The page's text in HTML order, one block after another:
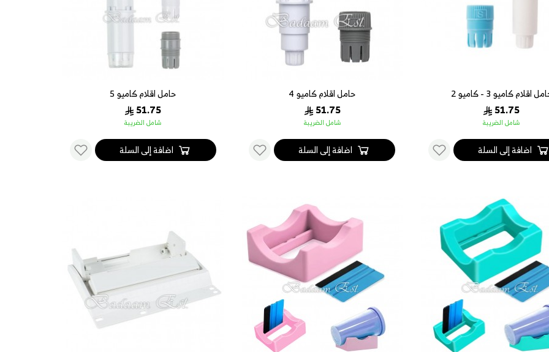
اقلام كاميو 3 - كاميو 2
51.75
شامل الضريبة
اضافة إلى السلة
حامل اقلام كاميو 4
51.75
شامل الضريبة
اضافة إلى السلة
حامل اقلام كاميو 5
51.75
شامل الضريبة
اضافة إلى السلة